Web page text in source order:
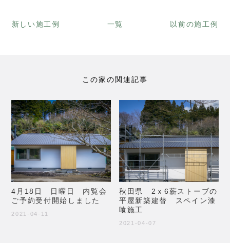
新しい施工例 一覧 以前の施工例
この家の関連記事
4月18日 日曜日 内覧会
ご予約受付開始しました
2021-04-11
秋田県 2ｘ6薪ストーブの
平屋新築建替 スペイン漆
喰施工
2021-04-07